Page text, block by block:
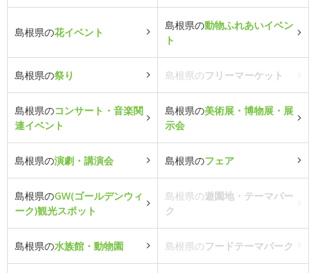
島根県の花イベント
島根県の動物ふれあいイベン
ト
島根県の祭り 島根県のフリーマーケット
島根県のコンサート・音楽関
連イベント
島根県の美術展・博物展・展
示会
島根県の演劇・講演会 島根県のフェア
島根県のGW(ゴールデンウィ
ーク)観光スポット
島根県の遊園地・テーマパー
ク
島根県の水族館・動物園 島根県のフードテーマパーク